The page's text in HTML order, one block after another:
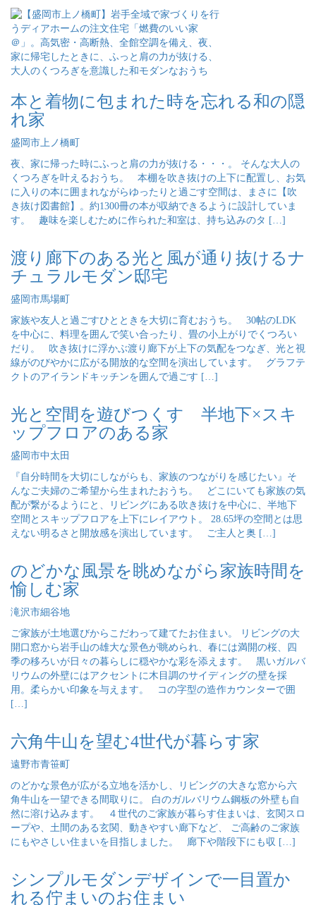
本と着物に包まれた時を忘れる和の隠
れ家
盛岡市上ノ橋町
夜、家に帰った時にふっと肩の力が抜ける・・・。 そんな大人の
くつろぎを叶えるおうち。 本棚を吹き抜けの上下に配置し、お気
に入りの本に囲まれながらゆったりと過ごす空間は、まさに【吹
き抜け図書館】。約1300冊の本が収納できるように設計していま
す。 趣味を楽しむために作られた和室は、持ち込みのタ […]
渡り廊下のある光と風が通り抜けるナ
チュラルモダン邸宅
盛岡市馬場町
家族や友人と過ごすひとときを大切に育むおうち。 30帖のLDK
を中心に、料理を囲んで笑い合ったり、畳の小上がりでくつろい
だり。 吹き抜けに浮かぶ渡り廊下が上下の気配をつなぎ、光と視
線がのびやかに広がる開放的な空間を演出しています。 グラフテ
クトのアイランドキッチンを囲んで過ごす […]
光と空間を遊びつくす 半地下×スキ
ップフロアのある家
盛岡市中太田
『自分時間を大切にしながらも、家族のつながりを感じたい』そ
んなご夫婦のご希望から生まれたおうち。 どこにいても家族の気
配が繋がるようにと、リビングにある吹き抜けを中心に、半地下
空間とスキップフロアを上下にレイアウト。 28.65坪の空間とは思
えない明るさと開放感を演出しています。 ご主人と奥 […]
のどかな風景を眺めながら家族時間を
愉しむ家
滝沢市細谷地
ご家族が土地選びからこだわって建てたお住まい。 リビングの大
開口窓から岩手山の雄大な景色が眺められ、春には満開の桜、四
季の移ろいが日々の暮らしに穏やかな彩を添えます。 黒いガルバ
リウムの外壁にはアクセントに木目調のサイディングの壁を採
用。柔らかい印象を与えます。 コの字型の造作カウンターで囲
[…]
六角牛山を望む4世代が暮らす家
遠野市青笹町
のどかな景色が広がる立地を活かし、リビングの大きな窓から六
角牛山を一望できる間取りに。 白のガルバリウム鋼板の外壁も自
然に溶け込みます。 ４世代のご家族が暮らす住まいは、玄関スロ
ープや、土間のある玄関、動きやすい廊下など、 ご高齢のご家族
にもやさしい住まいを目指しました。 廊下や階段下にも収 […]
シンプルモダンデザインで一目置か
れる佇まいのお住まい